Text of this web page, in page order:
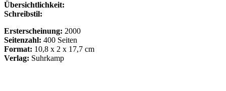
Übersichtlichkeit:
Schreibstil:
Ersterscheinung: 2000
Seitenzahl: 400 Seiten
Format: 10,8 x 2 x 17,7 cm
Verlag: Suhrkamp